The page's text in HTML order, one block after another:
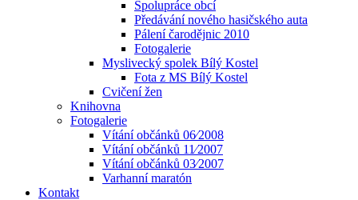
Spolupráce obcí
Předávání nového hasičského auta
Pálení čarodějnic 2010
Fotogalerie
Myslivecký spolek Bílý Kostel
Fota z MS Bílý Kostel
Cvičení žen
Knihovna
Fotogalerie
Vítání občánků 06⁄2008
Vítání občánků 11⁄2007
Vítání občánků 03⁄2007
Varhanní maratón
Kontakt